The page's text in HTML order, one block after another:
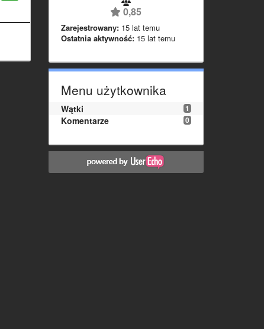
0,85
Zarejestrowany: 15 lat temu
Ostatnia aktywność: 15 lat temu
Menu użytkownika
1
Wątki
0
Komentarze